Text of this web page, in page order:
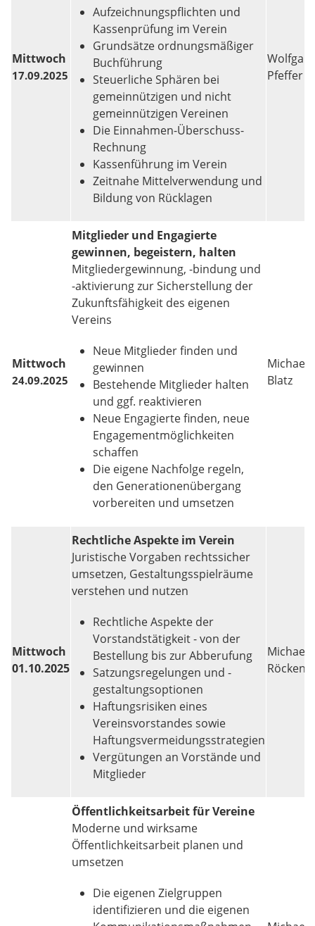
Mittwoch
17.09.2025
Aufzeichnungspflichten und
Kassenprüfung im Verein
Grundsätze ordnungsmäßiger
Buchführung
Steuerliche Sphären bei
gemeinnützigen und nicht
gemeinnützigen Vereinen
Die Einnahmen-Überschuss-
Rechnung
Kassenführung im Verein
Zeitnahe Mittelverwendung und
Bildung von Rücklagen
Pfeffer
Mittwoch
24.09.2025
Mitglieder und Engagierte
gewinnen, begeistern, halten
Mitgliedergewinnung, -bindung und
-aktivierung zur Sicherstellung der
Zukunftsfähigkeit des eigenen
Vereins
Neue Mitglieder finden und
gewinnen
Bestehende Mitglieder halten
und ggf. reaktivieren
Neue Engagierte finden, neue
Engagementmöglichkeiten
schaffen
Die eigene Nachfolge regeln,
den Generationenübergang
vorbereiten und umsetzen
Michael
Blatz
Mittwoch
01.10.2025
Rechtliche Aspekte im Verein
Juristische Vorgaben rechtssicher
umsetzen, Gestaltungsspielräume
verstehen und nutzen
Rechtliche Aspekte der
Vorstandstätigkeit - von der
Bestellung bis zur Abberufung
Satzungsregelungen und -
gestaltungsoptionen
Haftungsrisiken eines
Vereinsvorstandes sowie
Haftungsvermeidungsstrategien
Vergütungen an Vorstände und
Mitglieder
Michael
Röcken
Öffentlichkeitsarbeit für Vereine
Moderne und wirksame
Öffentlichkeitsarbeit planen und
umsetzen
Die eigenen Zielgruppen
identifizieren und die eigenen